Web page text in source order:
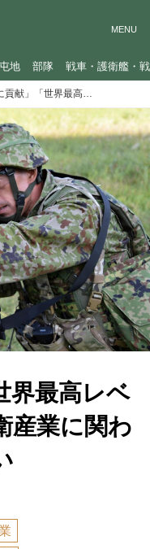
地 部隊 戦車・護衛艦・
界最高レベ
産業に関わ